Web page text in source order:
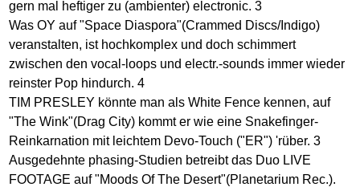
gern mal heftiger zu (ambienter) electronic. 3
Was OY auf "Space Diaspora"(Crammed Discs/Indigo)
veranstalten, ist hochkomplex und doch schimmert
zwischen den vocal-loops und electr.-sounds immer wieder
reinster Pop hindurch. 4
TIM PRESLEY könnte man als White Fence kennen, auf
"The Wink"(Drag City) kommt er wie eine Snakefinger-
Reinkarnation mit leichtem Devo-Touch ("ER") 'rüber. 3
Ausgedehnte phasing-Studien betreibt das Duo LIVE
FOOTAGE auf "Moods Of The Desert"(Planetarium Rec.).